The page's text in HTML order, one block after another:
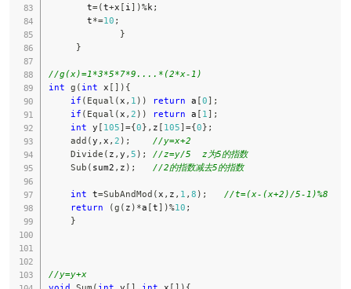
       t
=(t+x [ i ] )%k ;
       t
*=10 ;
}
}
//g(x)=1*3*5*7*9....*(2*x-1)
int g ( int x [ ] ) {
if ( Equal ( x , 1 ) ) return a [0] ;
if ( Equal ( x , 2 ) ) return a [ 1 ] ;
int y [ 105]={0} , z [ 105]={0} ;
add (y , x , 2 ) ;
//y=x+2
Divide ( z , y , 5 ) ;
//z=y/5  z为5的指数
Sub ( sum2 , z ) ; //2的指数减去5的指数
int t=SubAndMod ( x , z , 1 , 8 ) ;
//t=(x-(x+2)/5-1)%8
return
(g ( z ) *a [t] )%10 ;
}
//y=y+x